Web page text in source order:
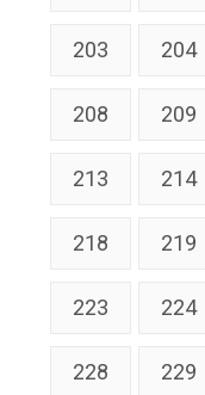
203 204
208 209
213 214
218 219
223 224
228 229